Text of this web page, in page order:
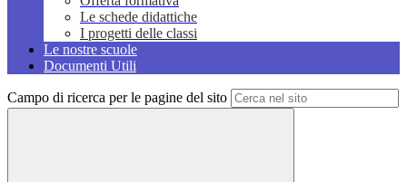
Le schede didattiche
I progetti delle classi
Le nostre scuole
Documenti Utili
Campo di ricerca per le pagine del sito